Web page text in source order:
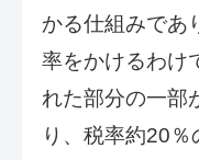
かる仕組みであ
率をかけるわけ
れた部分の一部
り、税率約20